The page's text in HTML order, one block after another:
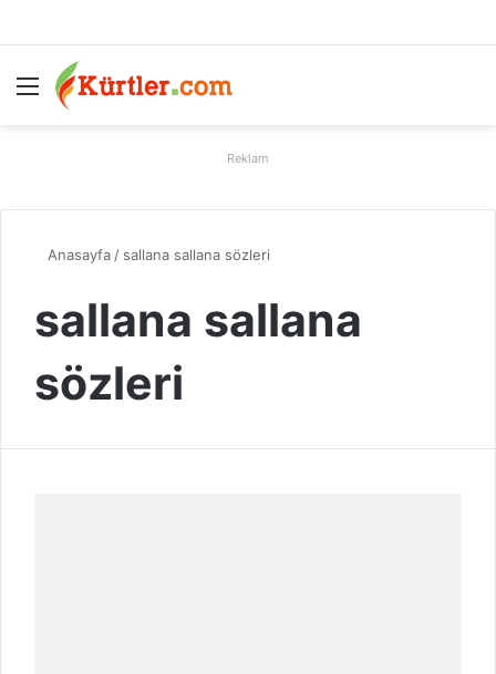
Menü
Reklam
Anasayfa / sallana sallana sözleri
sallana sallana
sözleri